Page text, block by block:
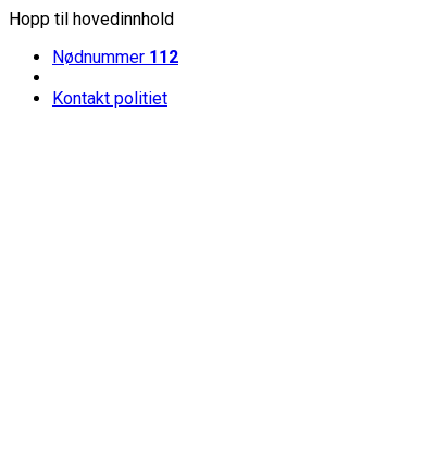
Hopp til hovedinnhold
Nødnummer 112
Kontakt politiet